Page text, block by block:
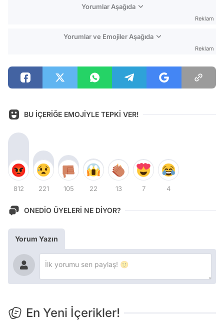
Yorumlar Aşağıda
Reklam
Yorumlar ve Emojiler Aşağıda
Reklam
BU İÇERİĞE EMOJİYLE TEPKİ VER!
812 221 105 22 13 7 4
ONEDİO ÜYELERİ NE DİYOR?
Yorum Yazın
En Yeni İçerikler!